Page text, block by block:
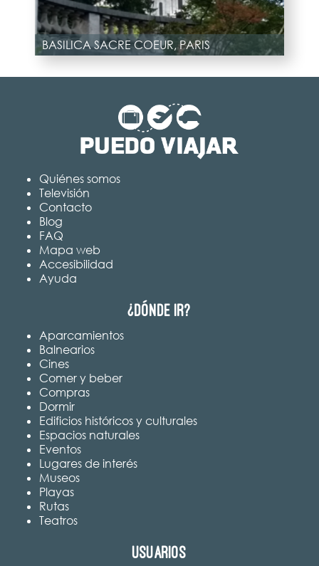
BASILICA SACRE COEUR, PARIS
Quiénes somos
Televisión
Contacto
Blog
FAQ
Mapa web
Accesibilidad
Ayuda
¿Dónde ir?
Aparcamientos
Balnearios
Cines
Comer y beber
Compras
Dormir
Edificios históricos y culturales
Espacios naturales
Eventos
Lugares de interés
Museos
Playas
Rutas
Teatros
Usuarios